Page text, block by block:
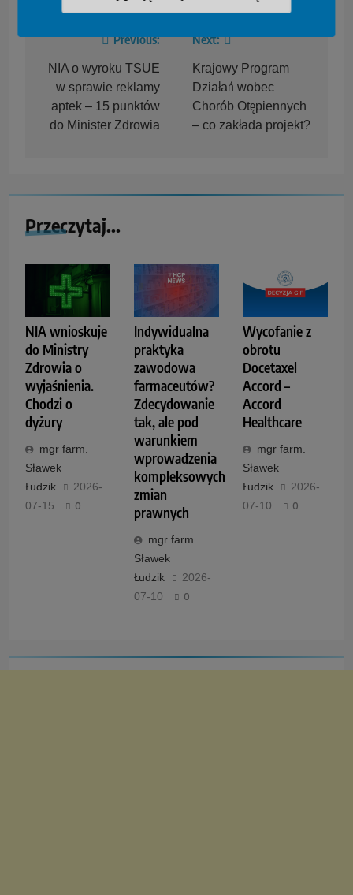
Previous:
NIA o wyroku TSUE
w sprawie reklamy
aptek – 15 punktów
do Minister Zdrowia
Next:
Krajowy Program
Działań wobec
Chorób Otępiennych
– co zakłada projekt?
Przeczytaj...
NIA wnioskuje
do Ministry
Zdrowia o
wyjaśnienia.
Chodzi o
dyżury
mgr farm.
Sławek
Łudzik
2026-
07-15
0
Indywidualna
praktyka
zawodowa
farmaceutów?
Zdecydowanie
tak, ale pod
warunkiem
wprowadzenia
kompleksowych
zmian
prawnych
mgr farm.
Sławek
Łudzik
2026-
07-10
0
Wycofanie z
obrotu
Docetaxel
Accord –
Accord
Healthcare
mgr farm.
Sławek
Łudzik
2026-
07-10
0